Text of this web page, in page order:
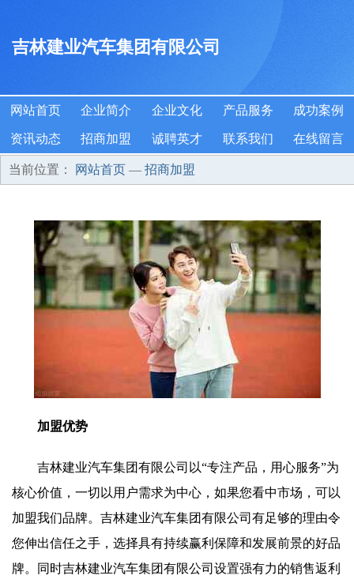
吉林建业汽车集团有限公司
网站首页 企业简介 企业文化 产品服务 成功案例
资讯动态 招商加盟 诚聘英才 联系我们 在线留言
当前位置： 网站首页 — 招商加盟
加盟优势
吉林建业汽车集团有限公司以“专注产品，用心服务”为
核心价值，一切以用户需求为中心，如果您看中市场，可以
加盟我们品牌。吉林建业汽车集团有限公司有足够的理由令
您伸出信任之手，选择具有持续赢利保障和发展前景的好品
牌。同时吉林建业汽车集团有限公司设置强有力的销售返利